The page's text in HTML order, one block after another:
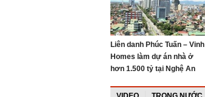
Liên danh Phúc Tuấn – Vinh
Homes làm dự án nhà ở
hơn 1.500 tỷ tại Nghệ An